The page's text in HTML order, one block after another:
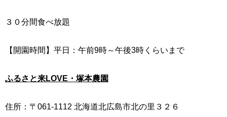
３０分間食べ放題
【開園時間】平日：午前9時～午後3時くらいまで
ふるさと来LOVE・塚本農園
住所：〒061-1112 北海道北広島市北の里３２６